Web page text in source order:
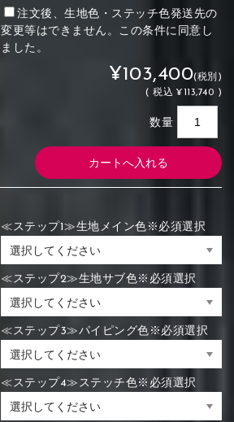
注文後、生地色・ステッチ色発送先の
変更等はできません。この条件に同意し
ました。
¥103,400(税別)
(税込 ¥113,740 )
数量
≪ステップ1≫生地メイン色※必須選択
≪ステップ2≫生地サブ色※必須選択
≪ステップ3≫パイピング色※必須選択
≪ステップ4≫ステッチ色※必須選択